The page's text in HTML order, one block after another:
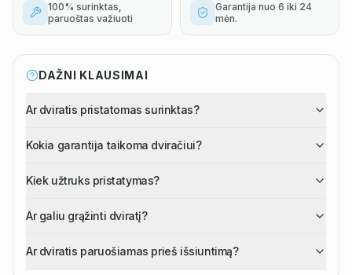
100% surinktas,
paruoštas važiuoti
Garantija nuo 6 iki 24
mėn.
DAŽNI KLAUSIMAI
Ar dviratis pristatomas surinktas?
Kokia garantija taikoma dviračiui?
Kiek užtruks pristatymas?
Ar galiu grąžinti dviratį?
Ar dviratis paruošiamas prieš išsiuntimą?